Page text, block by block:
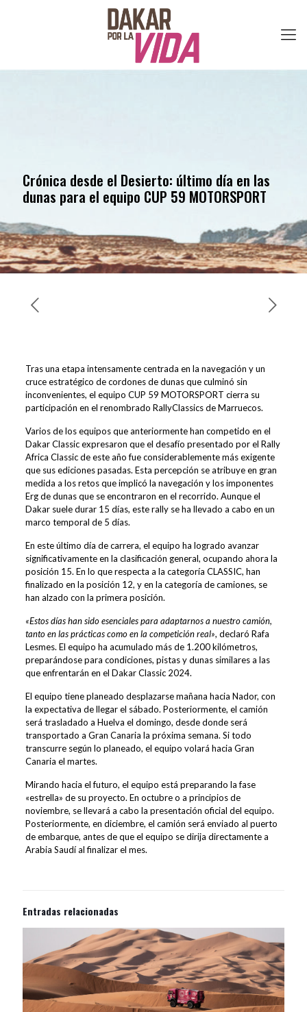
Crónica desde el Desierto: último día en las
dunas para el equipo CUP 59 MOTORSPORT
Tras una etapa intensamente centrada en la navegación y un
cruce estratégico de cordones de dunas que culminó sin
inconvenientes, el equipo CUP 59 MOTORSPORT cierra su
participación en el renombrado RallyClassics de Marruecos.
Varios de los equipos que anteriormente han competido en el
Dakar Classic expresaron que el desafío presentado por el Rally
Africa Classic de este año fue considerablemente más exigente
que sus ediciones pasadas. Esta percepción se atribuye en gran
medida a los retos que implicó la navegación y los imponentes
Erg de dunas que se encontraron en el recorrido. Aunque el
Dakar suele durar 15 días, este rally se ha llevado a cabo en un
marco temporal de 5 días.
En este último día de carrera, el equipo ha logrado avanzar
significativamente en la clasificación general, ocupando ahora la
posición 15. En lo que respecta a la categoría CLASSIC, han
finalizado en la posición 12, y en la categoría de camiones, se
han alzado con la primera posición.
«Estos días han sido esenciales para adaptarnos a nuestro camión,
tanto en las prácticas como en la competición real», declaró Rafa
Lesmes. El equipo ha acumulado más de 1.200 kilómetros,
preparándose para condiciones, pistas y dunas similares a las
que enfrentarán en el Dakar Classic 2024.
El equipo tiene planeado desplazarse mañana hacia Nador, con
la expectativa de llegar el sábado. Posteriormente, el camión
será trasladado a Huelva el domingo, desde donde será
transportado a Gran Canaria la próxima semana. Si todo
transcurre según lo planeado, el equipo volará hacia Gran
Canaria el martes.
Mirando hacia el futuro, el equipo está preparando la fase
«estrella» de su proyecto. En octubre o a principios de
noviembre, se llevará a cabo la presentación oficial del equipo.
Posteriormente, en diciembre, el camión será enviado al puerto
de embarque, antes de que el equipo se dirija directamente a
Arabia Saudí al finalizar el mes.
Entradas relacionadas